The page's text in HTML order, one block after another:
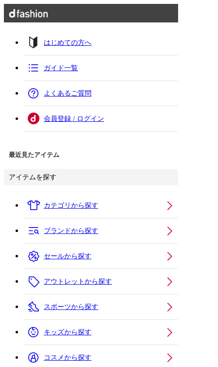
はじめての方へ
ガイド一覧
よくあるご質問
会員登録 / ログイン
最近見たアイテム
アイテムを探す
カテゴリから探す
ブランドから探す
セールから探す
アウトレットから探す
スポーツから探す
キッズから探す
コスメから探す